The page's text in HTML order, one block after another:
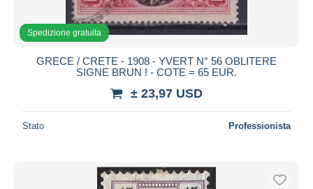
Spedizione gratuita
GRECE / CRETE - 1908 - YVERT N° 56 OBLITERE
SIGNE BRUN ! - COTE = 65 EUR.
± 23,97 USD
Stato Professionista